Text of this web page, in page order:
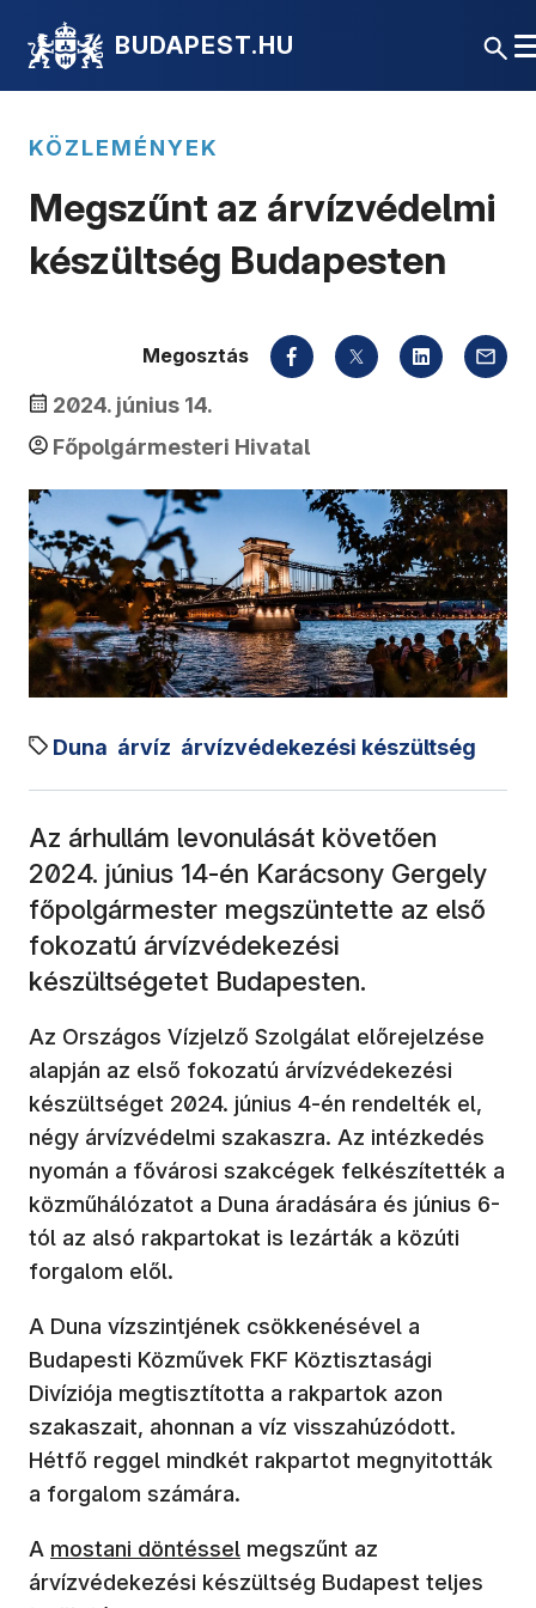
BUDAPEST.HU
KÖZLEMÉNYEK
Megszűnt az árvízvédelmi
készültség Budapesten
2024. június 14.
Főpolgármesteri Hivatal
Duna árvíz árvízvédekezési készültség
Megosztás
Az árhullám levonulását követően
2024. június 14-én Karácsony Gergely
főpolgármester megszüntette az első
fokozatú árvízvédekezési
készültségetet Budapesten.
Az Országos Vízjelző Szolgálat előrejelzése
alapján az első fokozatú árvízvédekezési
készültséget 2024. június 4-én rendelték el,
négy árvízvédelmi szakaszra. Az intézkedés
nyomán a fővárosi szakcégek felkészítették a
közműhálózatot a Duna áradására és június 6-
tól az alsó rakpartokat is lezárták a közúti
forgalom elől.
A Duna vízszintjének csökkenésével a
Budapesti Közművek FKF Köztisztasági
Divíziója megtisztította a rakpartok azon
szakaszait, ahonnan a víz visszahúzódott.
Hétfő reggel mindkét rakpartot megnyitották
a forgalom számára.
A mostani döntéssel megszűnt az
árvízvédekezési készültség Budapest teljes